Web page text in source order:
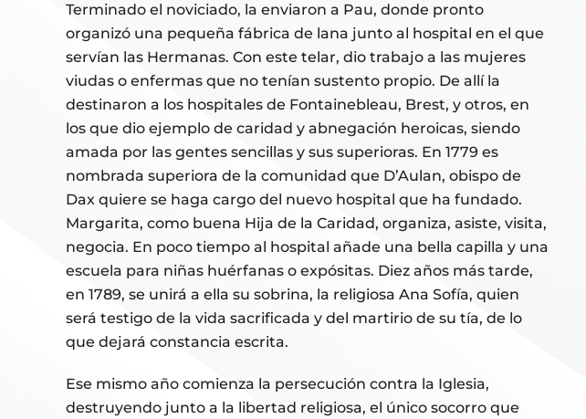
Terminado el noviciado, la enviaron a Pau, donde pronto
organizó una pequeña fábrica de lana junto al hospital en el que
servían las Hermanas. Con este telar, dio trabajo a las mujeres
viudas o enfermas que no tenían sustento propio. De allí la
destinaron a los hospitales de Fontainebleau, Brest, y otros, en
los que dio ejemplo de caridad y abnegación heroicas, siendo
amada por las gentes sencillas y sus superioras. En 1779 es
nombrada superiora de la comunidad que D’Aulan, obispo de
Dax quiere se haga cargo del nuevo hospital que ha fundado.
Margarita, como buena Hija de la Caridad, organiza, asiste, visita,
negocia. En poco tiempo al hospital añade una bella capilla y una
escuela para niñas huérfanas o expósitas. Diez años más tarde,
en 1789, se unirá a ella su sobrina, la religiosa Ana Sofía, quien
será testigo de la vida sacrificada y del martirio de su tía, de lo
que dejará constancia escrita.
Ese mismo año comienza la persecución contra la Iglesia,
destruyendo junto a la libertad religiosa, el único socorro que